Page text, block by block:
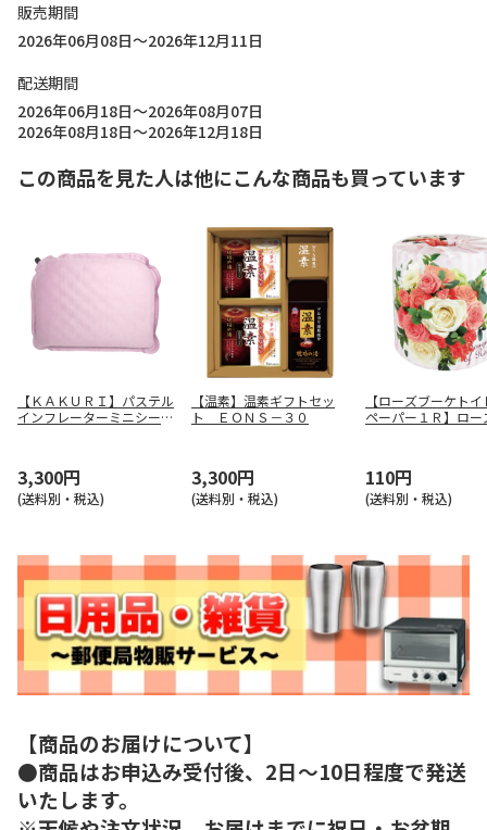
販売期間
2026年06月08日～2026年12月11日
配送期間
2026年06月18日～2026年08月07日
2026年08月18日～2026年12月18日
この商品を見た人は他にこんな商品も買っています
【ＫＡＫＵＲＩ】パステル
インフレーターミニシート
3,300円
(送料別・税込)
【温素】温素ギフトセッ
ト ＥＯＮＳ－３０
3,300円
(送料別・税込)
【ローズブーケト
ペーパー１Ｒ】ロー
110円
(送料別・税込)
【商品のお届けについて】
●商品はお申込み受付後、2日～10日程度で発送
いたします。